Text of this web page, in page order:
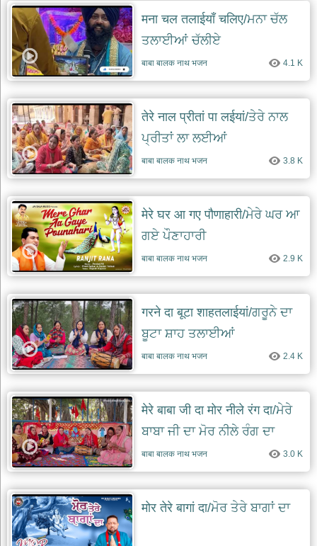
मना चल तलाईयाँ चलिए/ਮਨਾ ਚੱਲ
ਤਲਾਈਆਂ ਚੱਲੀਏ
बाबा बालक नाथ भजन 4.1 K
तेरे नाल प्रीतां पा लईयां/ਤੇਰੇ ਨਾਲ
ਪ੍ਰੀਤਾਂ ਲਾ ਲਈਆਂ
बाबा बालक नाथ भजन 3.8 K
मेरे घर आ गए पौणाहारी/ਮੇਰੇ ਘਰ ਆ
ਗਏ ਪੌਣਾਹਾਰੀ
बाबा बालक नाथ भजन 2.9 K
गरने दा बूटा शाहतलाईयां/ਗਰੂਨੇ ਦਾ
ਬੂਟਾ ਸ਼ਾਹ ਤਲਾਈਆਂ
बाबा बालक नाथ भजन 2.4 K
मेरे बाबा जी दा मोर नीले रंग दा/ਮੇਰੇ
ਬਾਬਾ ਜੀ ਦਾ ਮੋਰ ਨੀਲੇ ਰੰਗ ਦਾ
बाबा बालक नाथ भजन 3.0 K
मोर तेरे बागां दा/ਮੋਰ ਤੇਰੇ ਬਾਗਾਂ ਦਾ